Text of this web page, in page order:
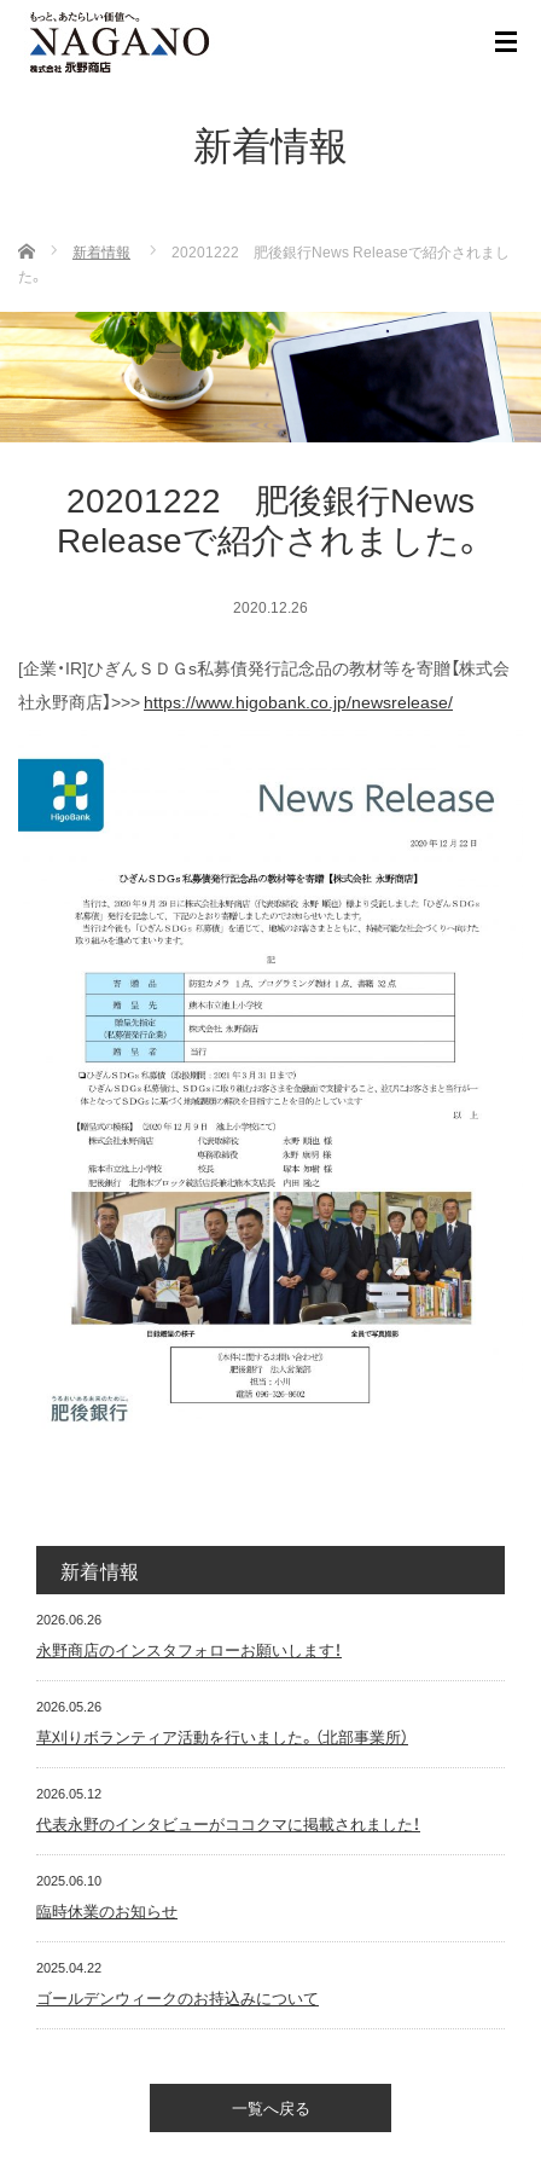
新着情報
ホーム 新着情報
20201222 肥後銀行News Releaseで紹介されまし
た。
20201222 肥後銀行News
Releaseで紹介されました。
2020.12.26
[企業・IR]ひぎんＳＤＧs私募債発行記念品の教材等を寄贈【株式会
社永野商店】>>> https://www.higobank.co.jp/newsrelease/
新着情報
2026.06.26
永野商店のインスタフォローお願いします！
2026.05.26
草刈りボランティア活動を行いました。（北部事業所）
2026.05.12
代表永野のインタビューがココクマに掲載されました！
2025.06.10
臨時休業のお知らせ
2025.04.22
ゴールデンウィークのお持込みについて
一覧へ戻る